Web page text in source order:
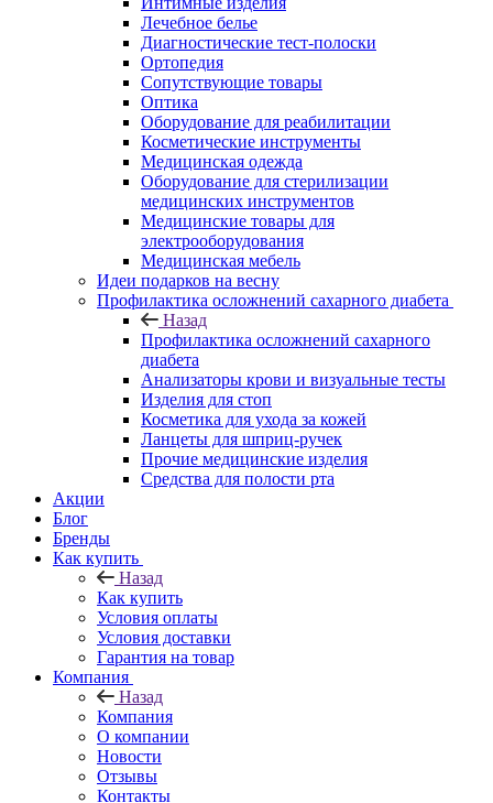
Лечебное белье
Диагностические тест-полоски
Ортопедия
Сопутствующие товары
Оптика
Оборудование для реабилитации
Косметические инструменты
Медицинская одежда
Оборудование для стерилизации
медицинских инструментов
Медицинские товары для
электрооборудования
Медицинская мебель
Идеи подарков на весну
Профилактика осложнений сахарного диабета
Назад
Профилактика осложнений сахарного
диабета
Анализаторы крови и визуальные тесты
Изделия для стоп
Косметика для ухода за кожей
Ланцеты для шприц-ручек
Прочие медицинские изделия
Средства для полости рта
Акции
Блог
Бренды
Как купить
Назад
Как купить
Условия оплаты
Условия доставки
Гарантия на товар
Компания
Назад
Компания
О компании
Новости
Отзывы
Контакты